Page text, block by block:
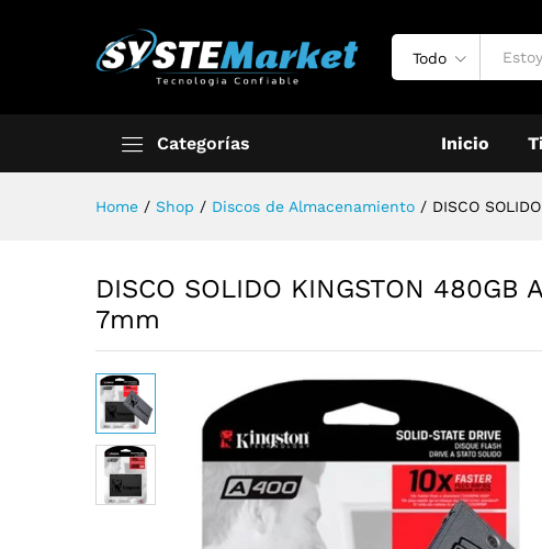
Todo
Categorías Inicio
Home / Shop / Discos de Almacenamiento / DISCO
DISCO SOLIDO KINGSTON 480GB
7mm